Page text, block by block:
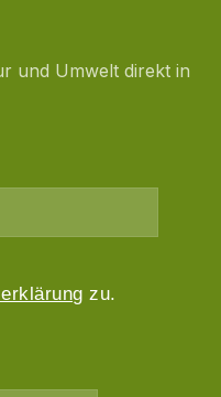
und Umwelt direkt in